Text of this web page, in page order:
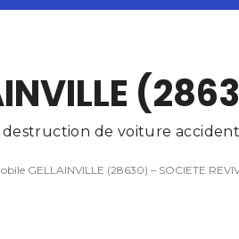
destruction de voiture
GELLAINVILLE (28630) – SOCIETE